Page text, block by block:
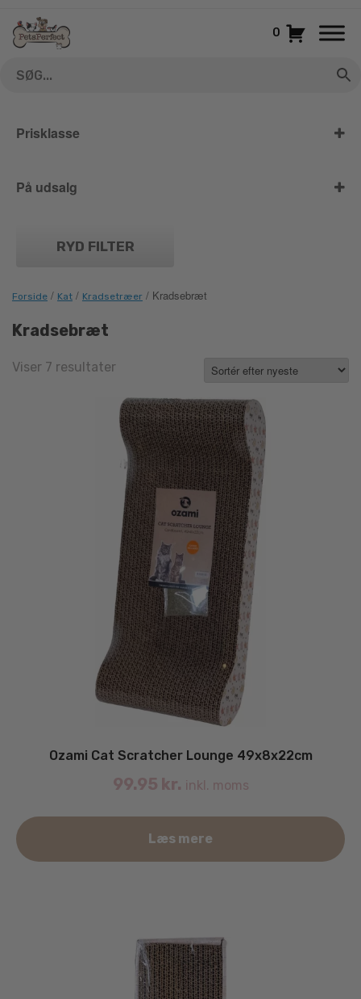
indhold
0
Forside / Kat / Kradsetræer / Kradsebræt
Kradsebræt
Viser 7 resultaterSorted
latest
Ozami Cat Scratcher Lounge 49x8x22cm
99.95 kr. inkl. moms
Læs mere
Prisklasse
På udsalg
RYD FILTER